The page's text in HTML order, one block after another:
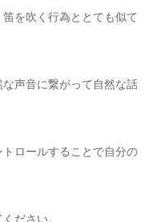
を吹く行為ととても似て
声音に繋がって自然な話
ロールすることで自分の
ださい。